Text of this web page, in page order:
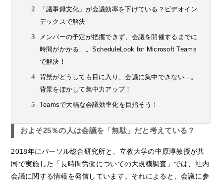
「議事録文化」が会議効率を下げている？ビデオイン
デックスで解決
メンバーの予定が把握できず、会議を開催するまでに
時間がかかる…。ScheduleLook for Microsoft Teams
で解決！
背景がどうしても目に入り、会議に集中できない…。
背景をぼかして集中力アップ！
Teamsで大幅な会議効率化を目指そう！
およそ25％の人は会議を「無駄」だと考えている？
2018年にパーソル総合研究所と、立教大学の中原淳教授が共
同で実施した「長時間労働についての大規模調査」では、社内
会議に関する情報を発信しています。それによると、会議に参